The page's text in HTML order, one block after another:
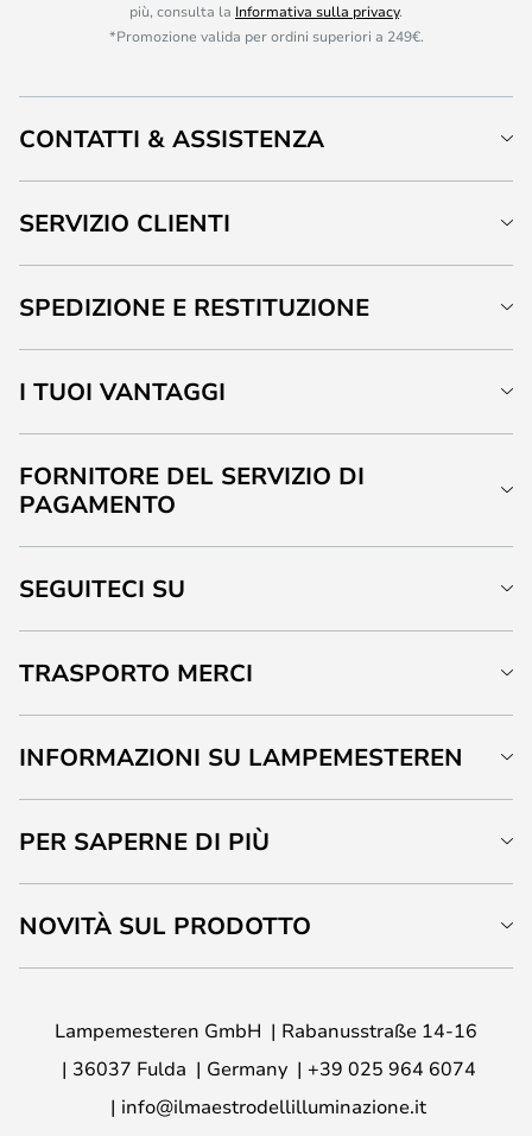
più, consulta la Informativa sulla privacy.
*Promozione valida per ordini superiori a 249€.
CONTATTI & ASSISTENZA
SERVIZIO CLIENTI
SPEDIZIONE E RESTITUZIONE
I TUOI VANTAGGI
FORNITORE DEL SERVIZIO DI
PAGAMENTO
SEGUITECI SU
TRASPORTO MERCI
INFORMAZIONI SU LAMPEMESTEREN
PER SAPERNE DI PIÙ
NOVITÀ SUL PRODOTTO
Lampemesteren GmbH
Rabanusstraße 14-16
36037 Fulda
Germany
+39 025 964 6074
info@ilmaestrodellilluminazione.it